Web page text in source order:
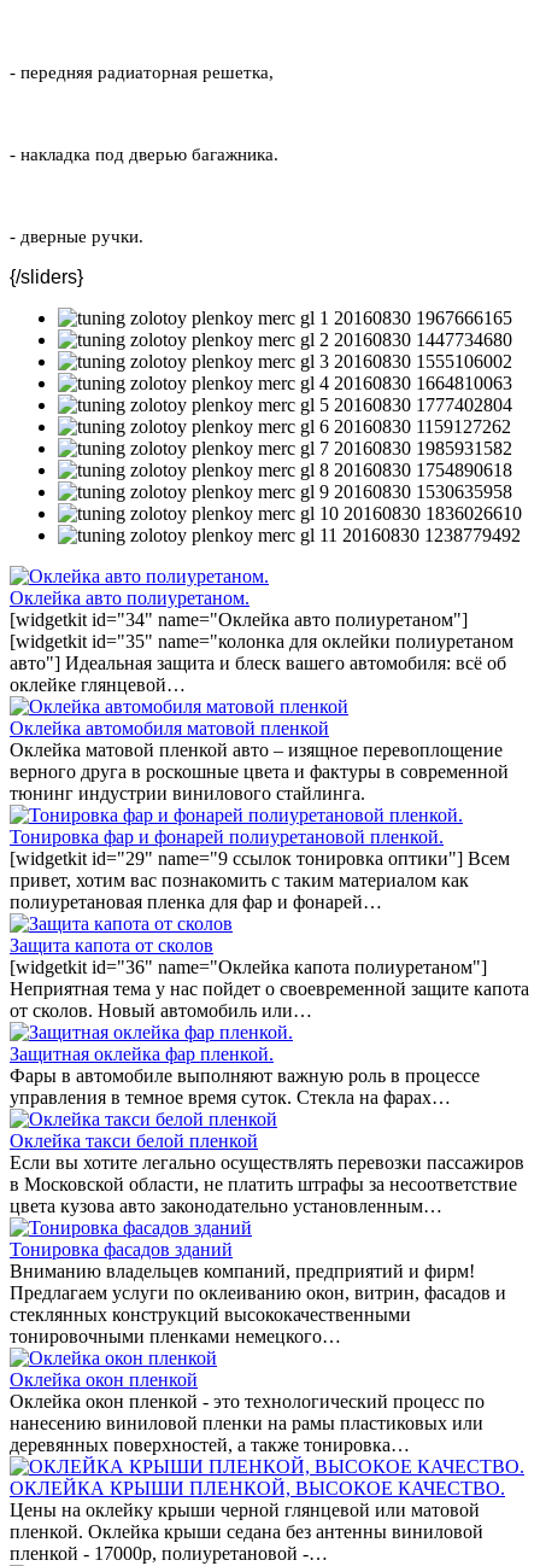
- передняя радиаторная решетка,
- накладка под дверью багажника.
- дверные ручки.
{/sliders}
Оклейка авто полиуретаном.
[widgetkit id="34" name="Оклейка авто полиуретаном"]
[widgetkit id="35" name="колонка для оклейки полиуретаном
авто"] Идеальная защита и блеск вашего автомобиля: всё об
оклейке глянцевой…
Оклейка автомобиля матовой пленкой
Оклейка матовой пленкой авто – изящное перевоплощение
верного друга в роскошные цвета и фактуры в современной
тюнинг индустрии винилового стайлинга.
Тонировка фар и фонарей полиуретановой пленкой.
[widgetkit id="29" name="9 ссылок тонировка оптики"] Всем
привет, хотим вас познакомить с таким материалом как
полиуретановая пленка для фар и фонарей…
Защита капота от сколов
[widgetkit id="36" name="Оклейка капота полиуретаном"]
Неприятная тема у нас пойдет о своевременной защите капота
от сколов. Новый автомобиль или…
Защитная оклейка фар пленкой.
Фары в автомобиле выполняют важную роль в процессе
управления в темное время суток. Стекла на фарах…
Оклейка такси белой пленкой
Если вы хотите легально осуществлять перевозки пассажиров
в Московской области, не платить штрафы за несоответствие
цвета кузова авто законодательно установленным…
Тонировка фасадов зданий
Вниманию владельцев компаний, предприятий и фирм!
Предлагаем услуги по оклеиванию окон, витрин, фасадов и
стеклянных конструкций высококачественными
тонировочными пленками немецкого…
Оклейка окон пленкой
Оклейка окон пленкой - это технологический процесс по
нанесению виниловой пленки на рамы пластиковых или
деревянных поверхностей, а также тонировка…
ОКЛЕЙКА КРЫШИ ПЛЕНКОЙ, ВЫСОКОЕ КАЧЕСТВО.
Цены на оклейку крыши черной глянцевой или матовой
пленкой. Оклейка крыши седана без антенны виниловой
пленкой - 17000р, полиуретановой -…